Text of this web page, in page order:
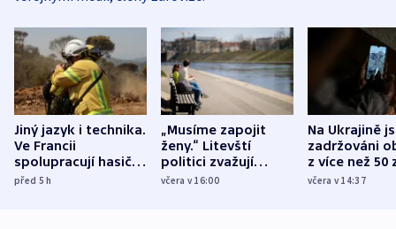
Jiný jazyk i technika.
Ve Francii
spolupracují hasiči z
různých zemí
před 5h
„Musíme zapojit
ženy.“ Litevští
politici zvažují
dohodu o
včera v 16:00
Na Ukrajině
zadržováni
z více než 50
Bojovali na
včera v 14:37